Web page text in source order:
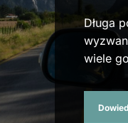
Długa
wiele